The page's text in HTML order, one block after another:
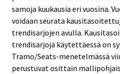
samoja kuukausia eri vuosina.
voidaan seurata
trendisarjojen avulla.
trendisarjoja käytettäessä on
Tramo/Seats-menetelmässä
perustuvat osittain